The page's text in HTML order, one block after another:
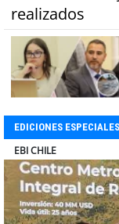
realizados
EDICIONES ESPECIALES
SOPRAVAL